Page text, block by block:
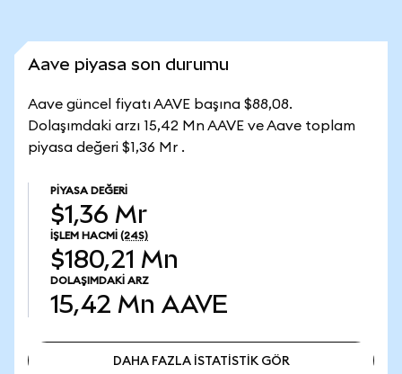
Aave piyasa son durumu
Aave güncel fiyatı AAVE başına $88,08.
Dolaşımdaki arzı 15,42 Mn AAVE ve Aave toplam
piyasa değeri $1,36 Mr .
PIYASA DEĞERI
$1,36 Mr
İŞLEM HACMI (24S)
$180,21 Mn
DOLAŞIMDAKI ARZ
15,42 Mn AAVE
DAHA FAZLA İSTATİSTİK GÖR